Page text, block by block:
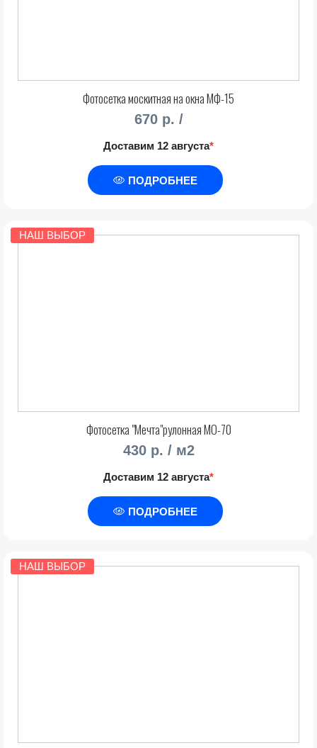
Фотосетка москитная на окна МФ-15
670 р. /
Доставим 12 августа*
ПОДРОБНЕЕ
НАШ ВЫБОР
Фотосетка "Мечта"рулонная МО-70
430 р. / м2
Доставим 12 августа*
ПОДРОБНЕЕ
НАШ ВЫБОР